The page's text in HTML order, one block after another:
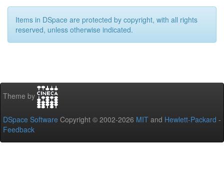
Items in DSpace are protected by copyright, with all rights
reserved, unless otherwise indicated.
Theme by
DSpace Software Copyright © 2002-2026 MIT and Hewlett-Packard -
Feedback